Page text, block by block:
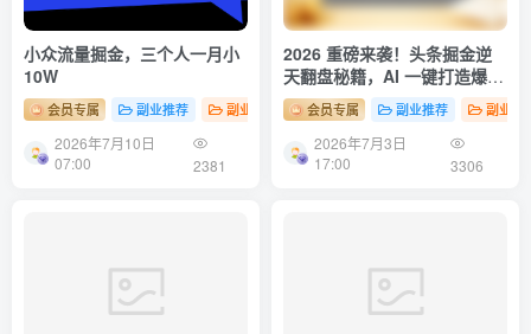
小众流量掘金，三个人一月小
10W
会员专属 副业推荐 副业项目
2026年7月10日
07:00
2381
2026 重磅来袭！头条掘金逆
天翻盘秘籍，AI 一键打造爆款
内容，只需简单复制粘贴，日
入 1000 + 轻松实现！
会员专属 副业推荐 副业项
2026年7月3日
17:00
3306